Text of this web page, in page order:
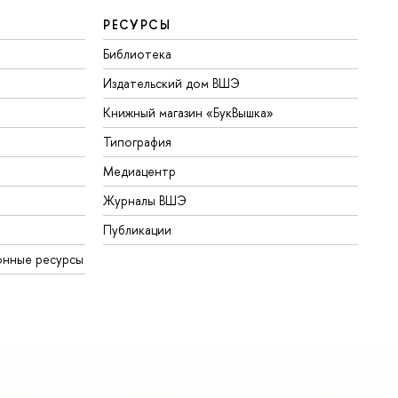
ресурсы
РЕСУРСЫ
Библиотека
Издательский дом ВШЭ
Книжный магазин «БукВышка»
Типография
Медиацентр
Журналы ВШЭ
Публикации